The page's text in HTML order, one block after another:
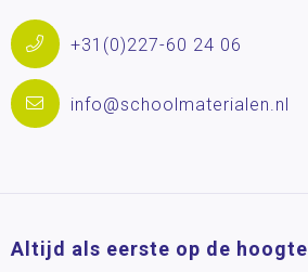
+31(0)227-60 24 06
info@schoolmaterialen.nl
Altijd als eerste op de hoogte